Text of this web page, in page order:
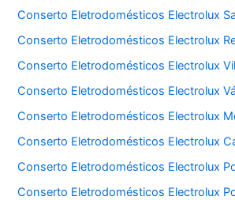
Conserto Eletrodomésticos Electrolux
Conserto Eletrodomésticos Electrolux
Conserto Eletrodomésticos Electrolux
Conserto Eletrodomésticos Electrolux
Conserto Eletrodomésticos Electrolux
Conserto Eletrodomésticos Electrolux
Conserto Eletrodomésticos Electrolux
Conserto Eletrodomésticos Electrolux